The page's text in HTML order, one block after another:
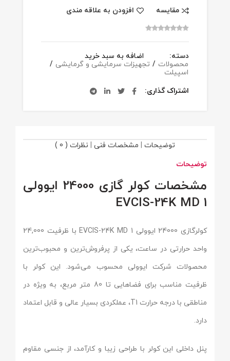
مقایسه افزودن به علاقه مندی
اضافه به سبد خرید
دسته:
محصولات / تجهیزات سرمایشی و گرمایشی /
اسپیلت
اشتراک گذاری
توضیحات مشخصات فنی
نظرات ( 0 )
توضیحات
مشخصات کولر گازی 24000 ایوولی
EVCIS-24K MD 1
کولرگازی 24000 ایوولی EVCIS-24K MD 1 با ظرفیت 24,000
واحد حرارتی در ساعت، یکی از پرفروش‌ترین و محبوب‌ترین
محصولات شرکت ایوولی محسوب می‌شود. این کولر با
ظرفیت مناسب برای فضاهایی تا 80 متر مربع، به ویژه در
مناطقی با درجه حرارت T1، عملکردی بسیار عالی و قابل اعتماد
دارد.
پنل داخلی این کولر با طراحی زیبا و کارآمد، از جنسی مقاوم